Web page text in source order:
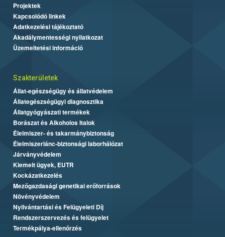
Projektek
Kapcsolódó linkek
Adatkezelési tájékoztató
Akadálymentességi nyilatkozat
Üzemeltetési információ
Szakterületek
Állat-egészségügy és állatvédelem
Állategészségügyi diagnosztika
Állatgyógyászati termékek
Borászat és Alkoholos Italok
Élelmiszer- és takarmánybiztonság
Élelmiszerlánc-biztonsági laborhálózat
Járványvédelem
Kiemelt ügyek, EUTR
Kockázatkezelés
Mezőgazdasági genetikai erőforrások
Növényvédelem
Nyilvántartási és Felügyeleti Díj
Rendszerszervezés és felügyelet
Termékpálya-ellenőrzés